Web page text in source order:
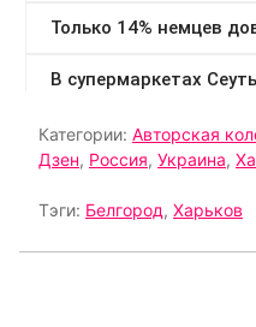
Категории: Авторская
Дзен, Россия, Украина,
Тэги: Белгород, Харьков